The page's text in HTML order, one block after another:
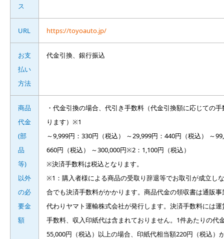
ス
URL https://toyoauto.jp/
お支
払い
方法
代金引換、銀行振込
商品
代金
(部
品
等)
以外
の必
要金
額
・代金引換の場合、代引き手数料（代金引換額に応じての
ります）※1
～9,999円：330円（税込） ～29,999円：440円（税込） ～
660円（税込） ～300,000円※2：1,100円（税込）
※決済手数料は税込となります。
※1：購入者様による商品の受取り辞退等でお取引が成立し
合でも決済手数料がかかります。商品代金の領収書は通販事
代わりヤマト運輸株式会社が発行します。決済手数料には運
手数料、収入印紙代は含まれておりません。1件あたりの代
55,000円（税込）以上の場合、印紙代相当額220円（税込）